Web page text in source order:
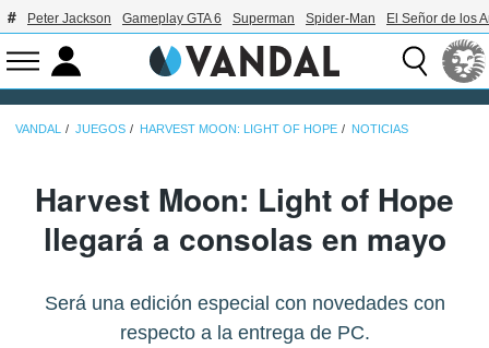
Peter Jackson Gameplay GTA 6 Superman Spider-Man El Señor de los
VANDAL JUEGOS HARVEST MOON: LIGHT OF HOPE NOTICIAS
Harvest Moon: Light of Hope
llegará a consolas en mayo
Será una edición especial con novedades con
respecto a la entrega de PC.